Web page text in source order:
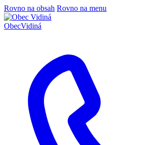
Rovno na obsah Rovno na menu
ObecVidiná